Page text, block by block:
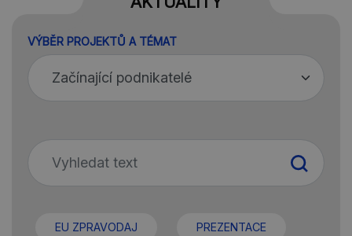
VÝBĚR PROJEKTŮ A TÉMAT
EU ZPRAVODAJ PREZENTACE